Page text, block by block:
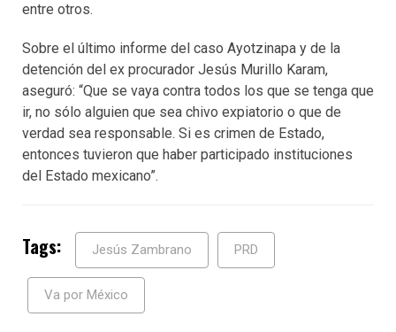
entre otros.
Sobre el último informe del caso Ayotzinapa y de la
detención del ex procurador Jesús Murillo Karam,
aseguró: “Que se vaya contra todos los que se tenga que
ir, no sólo alguien que sea chivo expiatorio o que de
verdad sea responsable. Si es crimen de Estado,
entonces tuvieron que haber participado instituciones
del Estado mexicano”.
Tags: Jesús Zambrano PRD
Va por México